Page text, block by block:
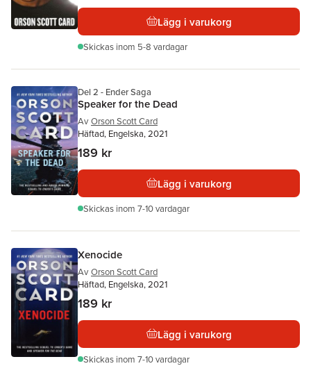
Lägg i varukorg
Skickas inom 5-8 vardagar
Del 2 - Ender Saga
Speaker for the Dead
Av Orson Scott Card
Häftad, Engelska, 2021
189 kr
Lägg i varukorg
Skickas inom 7-10 vardagar
Xenocide
Av Orson Scott Card
Häftad, Engelska, 2021
189 kr
Lägg i varukorg
Skickas inom 7-10 vardagar